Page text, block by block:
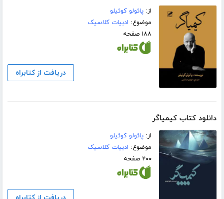
از:پائولو کوئیلو
موضوع: ادبیات کلاسیک
۱۸۸ صفحه
دریافت از کتابراه
دانلود کتاب کیمیاگر
از:پائولو کوئیلو
موضوع: ادبیات کلاسیک
۲۰۰ صفحه